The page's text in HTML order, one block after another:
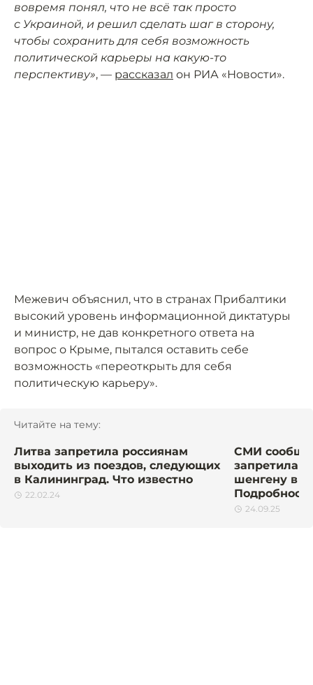
вовремя понял, что не всё так просто
с Украиной, и решил сделать шаг в сторону,
чтобы сохранить для себя возможность
политической карьеры на какую-то
перспективу», — рассказал он РИА «Новости».
Межевич объяснил, что в странах Прибалтики
высокий уровень информационной диктатуры
и министр, не дав конкретного ответа на
вопрос о Крыме, пытался оставить себе
возможность «переоткрыть для себя
политическую карьеру».
Читайте на тему:
Литва запретила россиянам
выходить из поездов, следующих
в Калининград. Что известно
22.02.24
СМИ
запретила
шенгену в 7
24.09.25